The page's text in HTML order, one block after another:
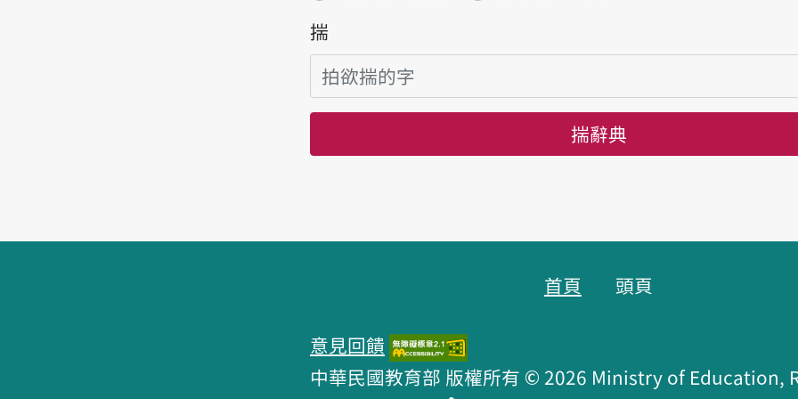
揣
揣辭典
首頁 頭頁
意見回饋
中華民國教育部 版權所有 © 2026 Ministry of Education,